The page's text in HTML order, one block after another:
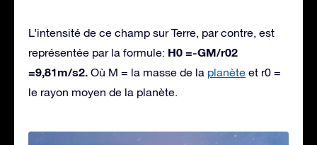
L’intensité de ce champ sur Terre, par contre, est
représentée par la formule: H0 =-GM/r02
=9,81m/s2. Où M = la masse de la planète et r0 =
le rayon moyen de la planète.